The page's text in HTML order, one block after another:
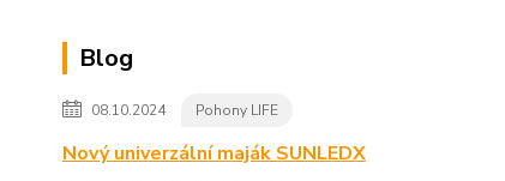
Blog
08.10.2024 Pohony LIFE
Nový univerzální maják SUNLEDX